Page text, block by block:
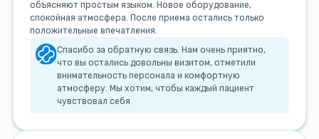
объясняют простым языком. Новое оборудование,
спокойная атмосфера. После приема остались только
положительные впечатления.
Спасибо за обратную связь. Нам очень приятно,
что вы остались довольны визитом, отметили
внимательность персонала и комфортную
атмосферу. Мы хотим, чтобы каждый пациент
чувствовал себя